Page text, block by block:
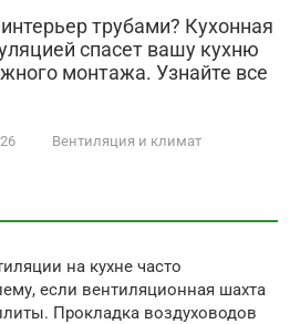
трубами? Кухонная
спасет вашу кухню
монтажа. Узнайте все
Вентиляция и климат
на кухне часто
если вентиляционная шахта
Прокладка воздуховодов